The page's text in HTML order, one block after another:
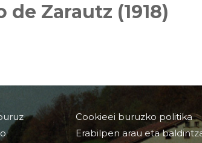
Zarautz (1918)
Cookieei buruzko politika
Erabilpen arau eta